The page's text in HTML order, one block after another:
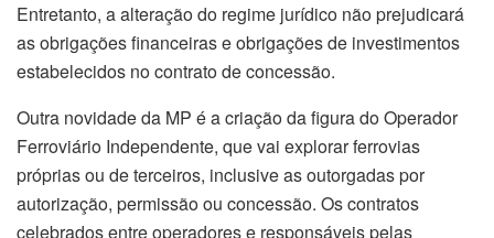
Entretanto, a alteração do regime jurídico não prejudicará
as obrigações financeiras e obrigações de investimentos
estabelecidos no contrato de concessão.
Outra novidade da MP é a criação da figura do Operador
Ferroviário Independente, que vai explorar ferrovias
próprias ou de terceiros, inclusive as outorgadas por
autorização, permissão ou concessão. Os contratos
celebrados entre operadores e responsáveis pelas